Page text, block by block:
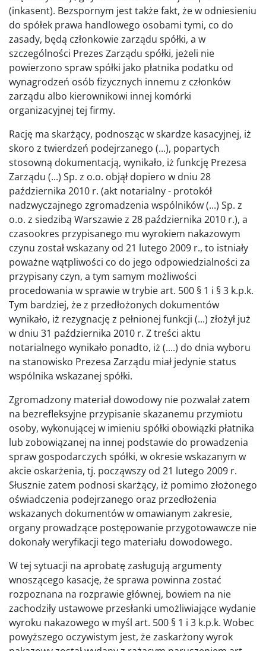
(inkasent). Bezspornym jest także fakt, że w odniesieniu
do spółek prawa handlowego osobami tymi, co do
zasady, będą członkowie zarządu spółki, a w
szczególności Prezes Zarządu spółki, jeżeli nie
powierzono spraw spółki jako płatnika podatku od
wynagrodzeń osób fizycznych innemu z członków
zarządu albo kierownikowi innej komórki
organizacyjnej tej firmy.
Rację ma skarżący, podnosząc w skardze kasacyjnej, iż
skoro z twierdzeń podejrzanego (...), popartych
stosowną dokumentacją, wynikało, iż funkcję Prezesa
Zarządu (...) Sp. z o.o. objął dopiero w dniu 28
października 2010 r. (akt notarialny - protokół
nadzwyczajnego zgromadzenia wspólników (...) Sp. z
o.o. z siedzibą Warszawie z 28 października 2010 r.), a
czasookres przypisanego mu wyrokiem nakazowym
czynu został wskazany od 21 lutego 2009 r., to istniały
poważne wątpliwości co do jego odpowiedzialności za
przypisany czyn, a tym samym możliwości
procedowania w sprawie w trybie art. 500 § 1 i § 3 k.p.k.
Tym bardziej, że z przedłożonych dokumentów
wynikało, iż rezygnację z pełnionej funkcji (...) złożył już
w dniu 31 października 2010 r. Z treści aktu
notarialnego wynikało ponadto, iż (....) do dnia wyboru
na stanowisko Prezesa Zarządu miał jedynie status
wspólnika wskazanej spółki.
Zgromadzony materiał dowodowy nie pozwalał zatem
na bezrefleksyjne przypisanie skazanemu przymiotu
osoby, wykonującej w imieniu spółki obowiązki płatnika
lub zobowiązanej na innej podstawie do prowadzenia
spraw gospodarczych spółki, w okresie wskazanym w
akcie oskarżenia, tj. począwszy od 21 lutego 2009 r.
Słusznie zatem podnosi skarżący, iż pomimo złożonego
oświadczenia podejrzanego oraz przedłożenia
wskazanych dokumentów w omawianym zakresie,
organy prowadzące postępowanie przygotowawcze nie
dokonały weryfikacji tego materiału dowodowego.
W tej sytuacji na aprobatę zasługują argumenty
wnoszącego kasację, że sprawa powinna zostać
rozpoznana na rozprawie głównej, bowiem na nie
zachodziły ustawowe przesłanki umożliwiające wydanie
wyroku nakazowego w myśl art. 500 § 1 i 3 k.p.k. Wobec
powyższego oczywistym jest, że zaskarżony wyrok